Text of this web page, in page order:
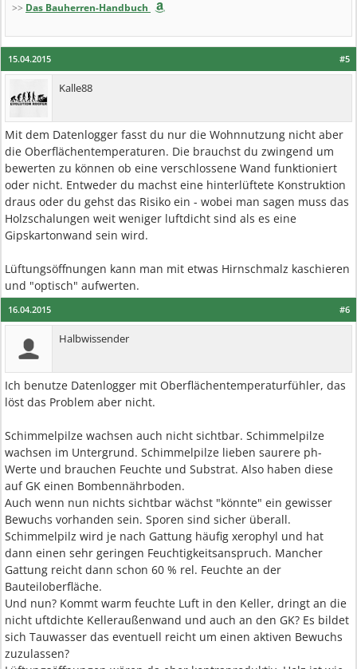
>> Das Bauherren-Handbuch
#5
15.04.2015
Kalle88
Mit dem Datenlogger fasst du nur die Wohnnutzung nicht aber
die Oberflächentemperaturen. Die brauchst du zwingend um
bewerten zu können ob eine verschlossene Wand funktioniert
oder nicht. Entweder du machst eine hinterlüftete Konstruktion
draus oder du gehst das Risiko ein - wobei man sagen muss das
Holzschalungen weit weniger luftdicht sind als es eine
Gipskartonwand sein wird.
Lüftungsöffnungen kann man mit etwas Hirnschmalz kaschieren
und "optisch" aufwerten.
#6
16.04.2015
Halbwissender
Ich benutze Datenlogger mit Oberflächentemperaturfühler, das
löst das Problem aber nicht.
Schimmelpilze wachsen auch nicht sichtbar. Schimmelpilze
wachsen im Untergrund. Schimmelpilze lieben saurere ph-
Werte und brauchen Feuchte und Substrat. Also haben diese
auf GK einen Bombennährboden.
Auch wenn nun nichts sichtbar wächst "könnte" ein gewisser
Bewuchs vorhanden sein. Sporen sind sicher überall.
Schimmelpilz wird je nach Gattung häufig xerophyl und hat
dann einen sehr geringen Feuchtigkeitsanspruch. Mancher
Gattung reicht dann schon 60 % rel. Feuchte an der
Bauteiloberfläche.
Und nun? Kommt warm feuchte Luft in den Keller, dringt an die
nicht uftdichte Kelleraußenwand und auch an den GK? Es bildet
sich Tauwasser das eventuell reicht um einen aktiven Bewuchs
zuzulassen?